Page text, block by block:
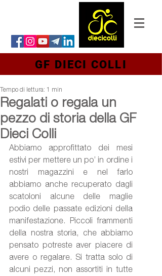
GF DIECI COLLI
Regalati o regala un
pezzo di storia della GF
Dieci Colli
Tempo di lettura: 1 min
Abbiamo approfittato dei mesi
estivi per mettere un po’ in ordine i
nostri magazzini e nel farlo
abbiamo anche recuperato dagli
scatoloni alcune delle maglie
podio delle passate edizioni della
manifestazione. Piccoli frammenti
della nostra storia, che abbiamo
pensato potreste aver piacere di
avere o regalare. Si tratta solo di
alcuni pezzi, non assortiti in tutte